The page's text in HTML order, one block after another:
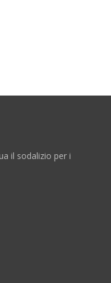
il sodalizio per i